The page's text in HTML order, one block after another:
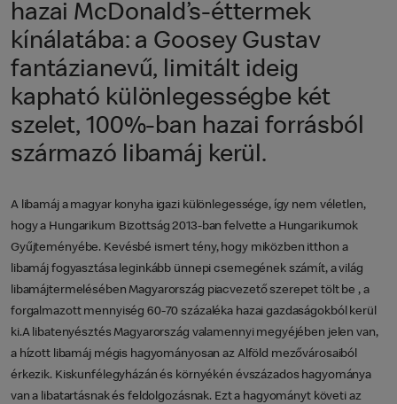
hazai McDonald’s-éttermek
kínálatába: a Goosey Gustav
fantázianevű, limitált ideig
kapható különlegességbe két
szelet, 100%-ban hazai forrásból
származó libamáj kerül.
A libamáj a magyar konyha igazi különlegessége, így nem véletlen,
hogy a Hungarikum Bizottság 2013-ban felvette a Hungarikumok
Gyűjteményébe. Kevésbé ismert tény, hogy miközben itthon a
libamáj fogyasztása leginkább ünnepi csemegének számít, a világ
libamájtermelésében Magyarország piacvezető szerepet tölt be , a
forgalmazott mennyiség 60-70 százaléka hazai gazdaságokból kerül
ki.A libatenyésztés Magyarország valamennyi megyéjében jelen van,
a hízott libamáj mégis hagyományosan az Alföld mezővárosaiból
érkezik. Kiskunfélegyházán és környékén évszázados hagyománya
van a libatartásnak és feldolgozásnak. Ezt a hagyományt követi az